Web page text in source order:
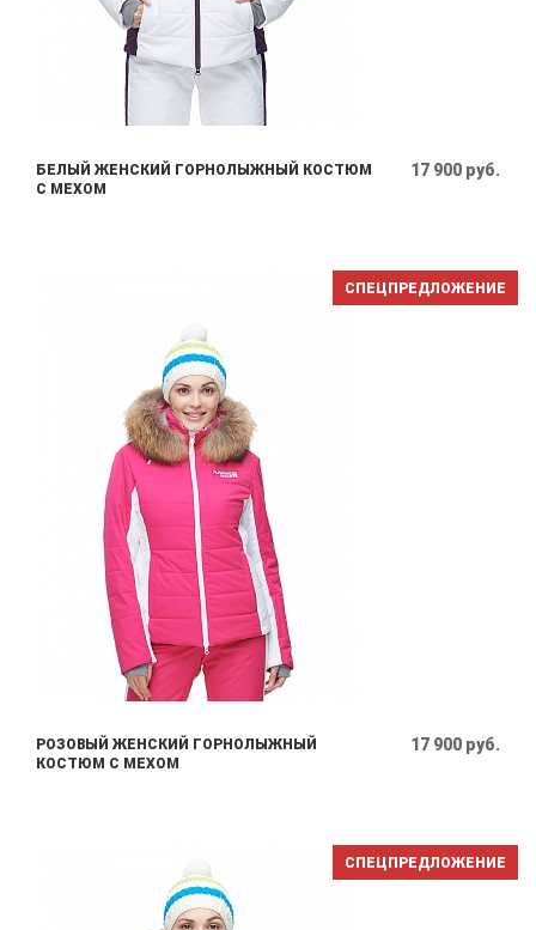
БЕЛЫЙ ЖЕНСКИЙ ГОРНОЛЫЖНЫЙ КОСТЮМ
С МЕХОМ
17 900 руб.
СПЕЦПРЕДЛОЖЕНИЕ
РОЗОВЫЙ ЖЕНСКИЙ ГОРНОЛЫЖНЫЙ
КОСТЮМ С МЕХОМ
17 900 руб.
СПЕЦПРЕДЛОЖЕНИЕ